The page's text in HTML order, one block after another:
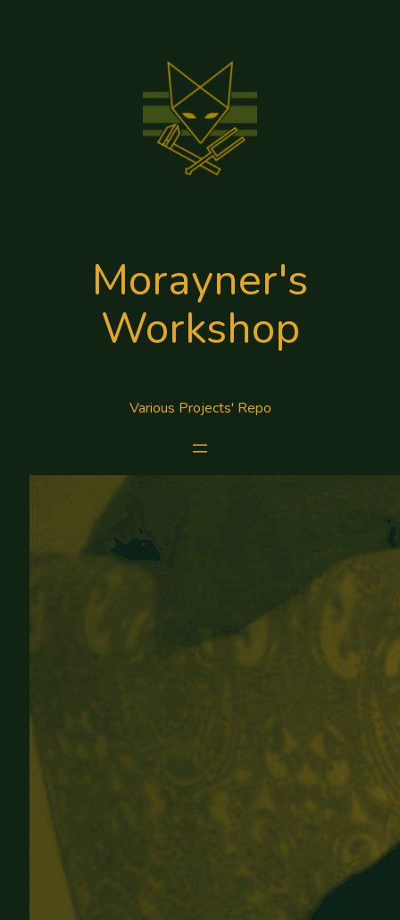
Morayner's
Workshop
Various Projects' Repo